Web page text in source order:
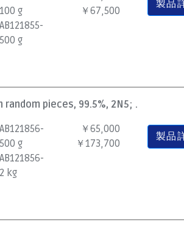
100 g
AB121855-
500 g
￥67,500
製品
random pieces, 99.5%, 2N5; .
AB121856-
500 g
AB121856-
2 kg
￥65,000
￥173,700
製品